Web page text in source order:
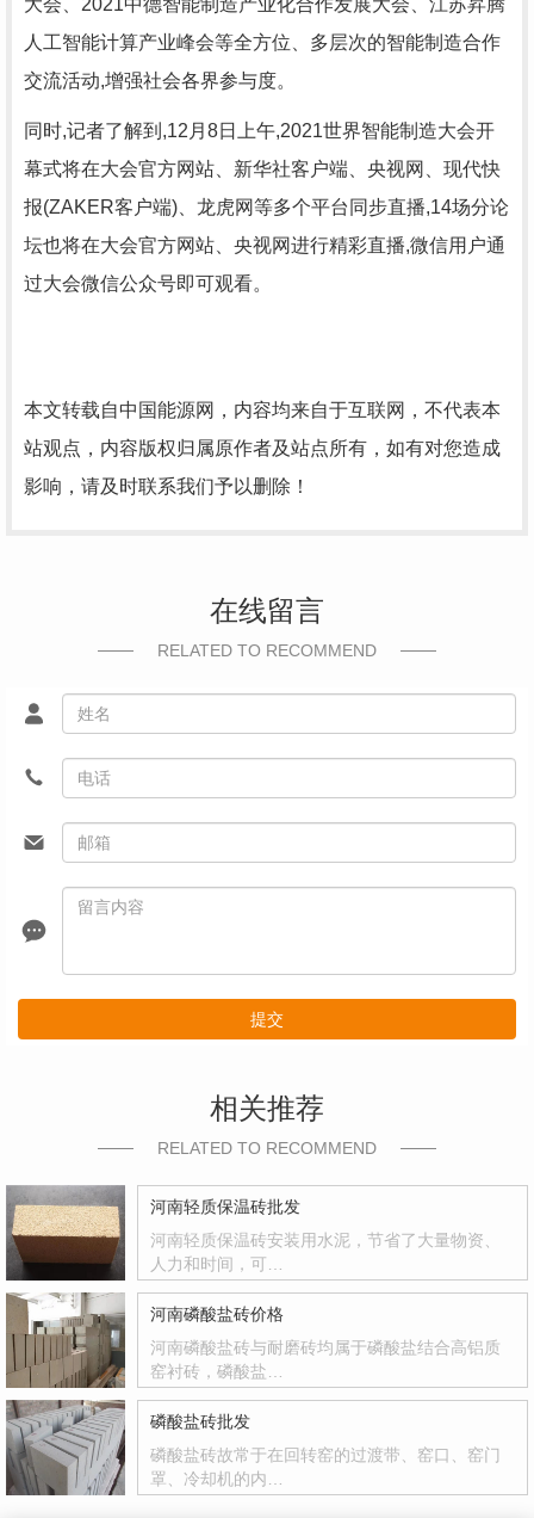
大会、2021中德智能制造产业化合作发展大会、江苏昇腾
人工智能计算产业峰会等全方位、多层次的智能制造合作
交流活动,增强社会各界参与度。
同时,记者了解到,12月8日上午,2021世界智能制造大会开
幕式将在大会官方网站、新华社客户端、央视网、现代快
报(ZAKER客户端)、龙虎网等多个平台同步直播,14场分论
坛也将在大会官方网站、央视网进行精彩直播,微信用户通
过大会微信公众号即可观看。
本文转载自中国能源网，内容均来自于互联网，不代表本
站观点，内容版权归属原作者及站点所有，如有对您造成
影响，请及时联系我们予以删除！
在线留言
RELATED TO RECOMMEND
提交
相关推荐
RELATED TO RECOMMEND
河南轻质保温砖批发
河南轻质保温砖安装用水泥，节省了大量物资、
人力和时间，可…
河南磷酸盐砖价格
河南磷酸盐砖与耐磨砖均属于磷酸盐结合高铝质
窑衬砖，磷酸盐…
磷酸盐砖批发
磷酸盐砖故常于在回转窑的过渡带、窑口、窑门
罩、冷却机的内…